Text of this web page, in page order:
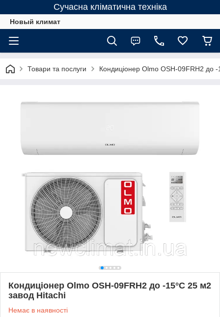
Сучасна кліматична техніка
Новый климат
Товари та послуги Кондиціонер Olmo OSH-09FRH2 до
Кондиціонер Olmo OSH-09FRH2 до -15°С 25 м2
завод Hitachi
Немає в наявності